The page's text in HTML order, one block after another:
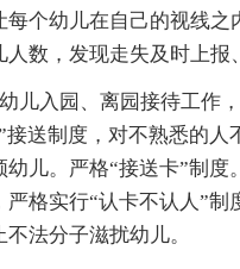
每个幼儿在自己的视线之
数，发现走失及时上报
儿入园、离园接待工作
接送制度，对不熟悉的人
幼儿。严格“接送卡”制度
严格实行“认卡不认人”制
法分子滋扰幼儿。